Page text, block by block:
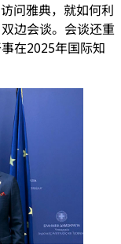
问雅典，就如何利
边会谈。会谈还重
在2025年国际知